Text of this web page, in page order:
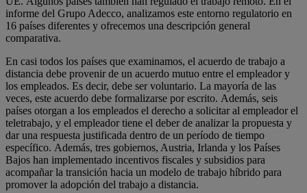
informe del Grupo Adecco, analizamos este entorno regulatorio en
16 países diferentes y ofrecemos una descripción general
comparativa.
En casi todos los países que examinamos, el acuerdo de trabajo a
distancia debe provenir de un acuerdo mutuo entre el empleador y
los empleados. Es decir, debe ser voluntario. La mayoría de las
veces, este acuerdo debe formalizarse por escrito. Además, seis
países otorgan a los empleados el derecho a solicitar al empleador el
teletrabajo, y el empleador tiene el deber de analizar la propuesta y
dar una respuesta justificada dentro de un período de tiempo
específico. Además, tres gobiernos, Austria, Irlanda y los Países
Bajos han implementado incentivos fiscales y subsidios para
acompañar la transición hacia un modelo de trabajo híbrido para
promover la adopción del trabajo a distancia.